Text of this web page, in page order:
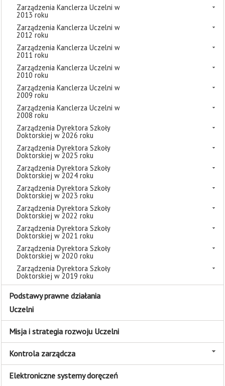
Zarządzenia Kanclerza Uczelni w
2013 roku
Zarządzenia Kanclerza Uczelni w
2012 roku
Zarządzenia Kanclerza Uczelni w
2011 roku
Zarządzenia Kanclerza Uczelni w
2010 roku
Zarządzenia Kanclerza Uczelni w
2009 roku
Zarządzenia Kanclerza Uczelni w
2008 roku
Zarządzenia Dyrektora Szkoły
Doktorskiej w 2026 roku
Zarządzenia Dyrektora Szkoły
Doktorskiej w 2025 roku
Zarządzenia Dyrektora Szkoły
Doktorskiej w 2024 roku
Zarządzenia Dyrektora Szkoły
Doktorskiej w 2023 roku
Zarządzenia Dyrektora Szkoły
Doktorskiej w 2022 roku
Zarządzenia Dyrektora Szkoły
Doktorskiej w 2021 roku
Zarządzenia Dyrektora Szkoły
Doktorskiej w 2020 roku
Zarządzenia Dyrektora Szkoły
Doktorskiej w 2019 roku
Podstawy prawne działania
Uczelni
Misja i strategia rozwoju Uczelni
Kontrola zarządcza
Elektroniczne systemy doręczeń